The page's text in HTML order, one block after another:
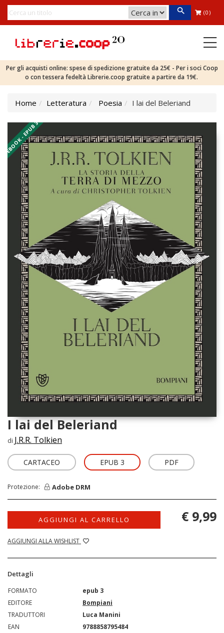
(0)
Per gli acquisti online: spese di spedizione gratuite da 25€ - Per i soci Coop
o con tessera fedeltà Librerie.coop gratuite a partire da 19€.
Home Letteratura Poesia I lai del Beleriand
EBOOK - EPUB 3
I lai del Beleriand
di J.R.R. Tolkien
CARTACEO EPUB 3 PDF
Protezione: Adobe DRM
AGGIUNGI AL CARRELLO
AGGIUNGI ALLA WISHLIST
€ 9,99
Dettagli
FORMATO
epub 3
EDITORE
Bompiani
TRADUTTORI
Luca Manini
EAN
9788858795484